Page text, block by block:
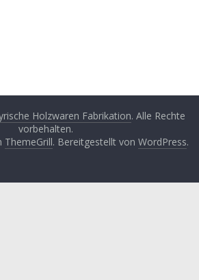
Holzwaren Fabrikation. Alle Rechte
vorbehalten.
ThemeGrill. Bereitgestellt von WordPress.